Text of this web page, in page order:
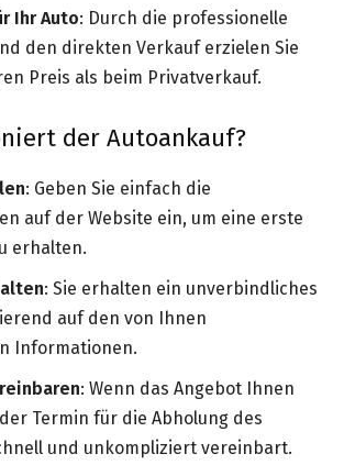
Ihr Auto: Durch die professionelle
den direkten Verkauf erzielen Sie
Preis als beim Privatverkauf.
der Autoankauf?
: Geben Sie einfach die
auf der Website ein, um eine erste
erhalten.
: Sie erhalten ein unverbindliches
auf den von Ihnen
Informationen.
: Wenn das Angebot Ihnen
Termin für die Abholung des
und unkompliziert vereinbart.